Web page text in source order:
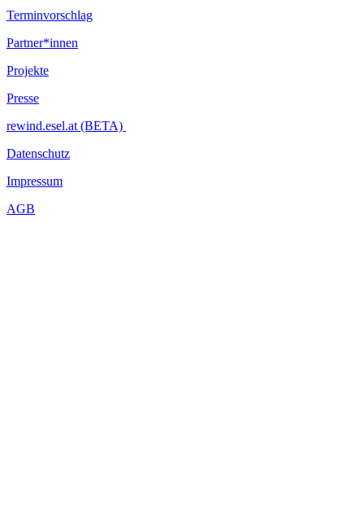
Terminvorschlag
Partner*innen
Projekte
Presse
rewind.esel.at (BETA)
Datenschutz
Impressum
AGB